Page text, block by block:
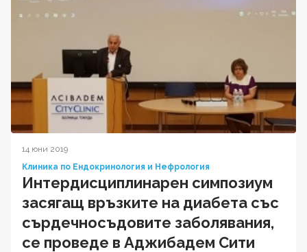
14 юни 2019
Клиника по Ендокринология и Нефрология
Интердисциплинарен симпозиум
засягащ връзките на диабета със
сърдечносъдовите заболявания,
се проведе в Аджибадем Сити